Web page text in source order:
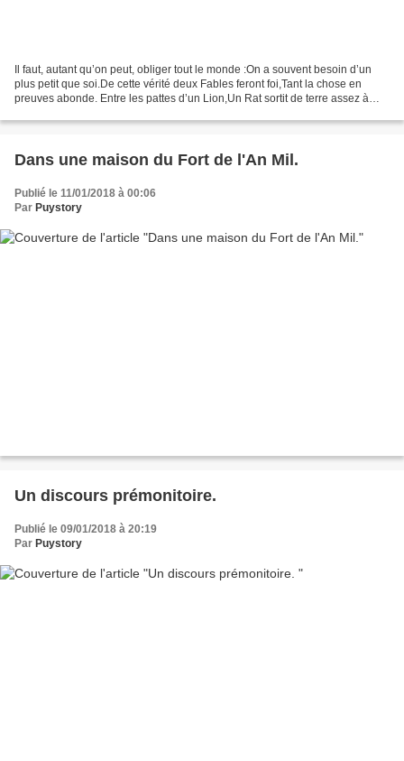
Il faut, autant qu’on peut, obliger tout le monde :On a souvent besoin d’un
plus petit que soi.De cette vérité deux Fables feront foi,Tant la chose en
preuves abonde. Entre les pattes d’un Lion,Un Rat sortit de terre assez à
Dans une maison du Fort de l'An Mil.
Publié le 11/01/2018 à 00:06
Par Puystory
Un discours prémonitoire.
Publié le 09/01/2018 à 20:19
Par Puystory